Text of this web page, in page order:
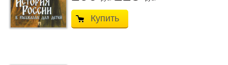
Купить